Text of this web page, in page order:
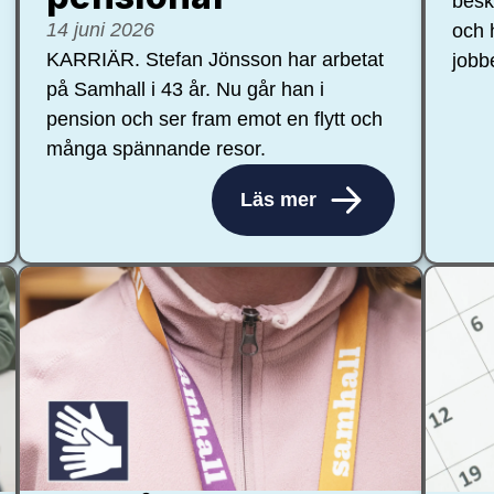
14 juni 2026
KARRIÄR. Stefan Jönsson har arbetat
på Samhall i 43 år. Nu går han i
pension och ser fram emot en flytt och
många spännande resor.
Läs mer
och